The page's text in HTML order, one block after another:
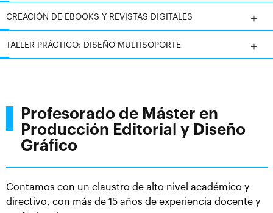
CREACIÓN DE EBOOKS Y REVISTAS DIGITALES
TALLER PRÁCTICO: DISEÑO MULTISOPORTE
Profesorado de Máster en
Producción Editorial y Diseño
Gráfico
Contamos con un claustro de alto nivel académico y
directivo, con más de 15 años de experiencia docente y